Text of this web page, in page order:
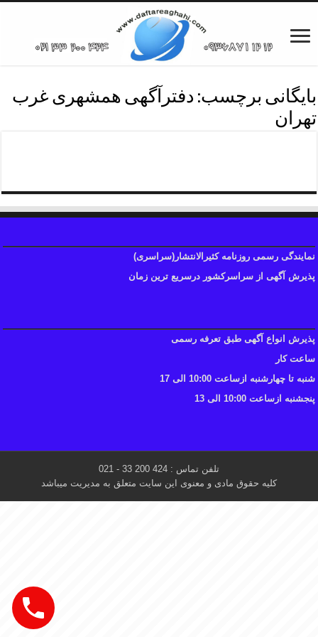
بایگانی برچسب: دفترآگهی همشهری غرب
تهران
نمایندگی رسمی روزنامه کثیرالانتشار(سراسری)
پذیرش آگهی از سراسرکشور درسریع ترین زمان
پذیرش انواع آگهی طبق تعرفه رسمی
ساعت کار
شنبه تا چهارشنبه ازساعت 10:00 الی 17
پنجشنبه ازساعت 10:00 الی 13
تلفن تماس : 424 200 33 - 021
کلیه حقوق مادی و معنوی این سایت متعلق به مدیریت میباشد